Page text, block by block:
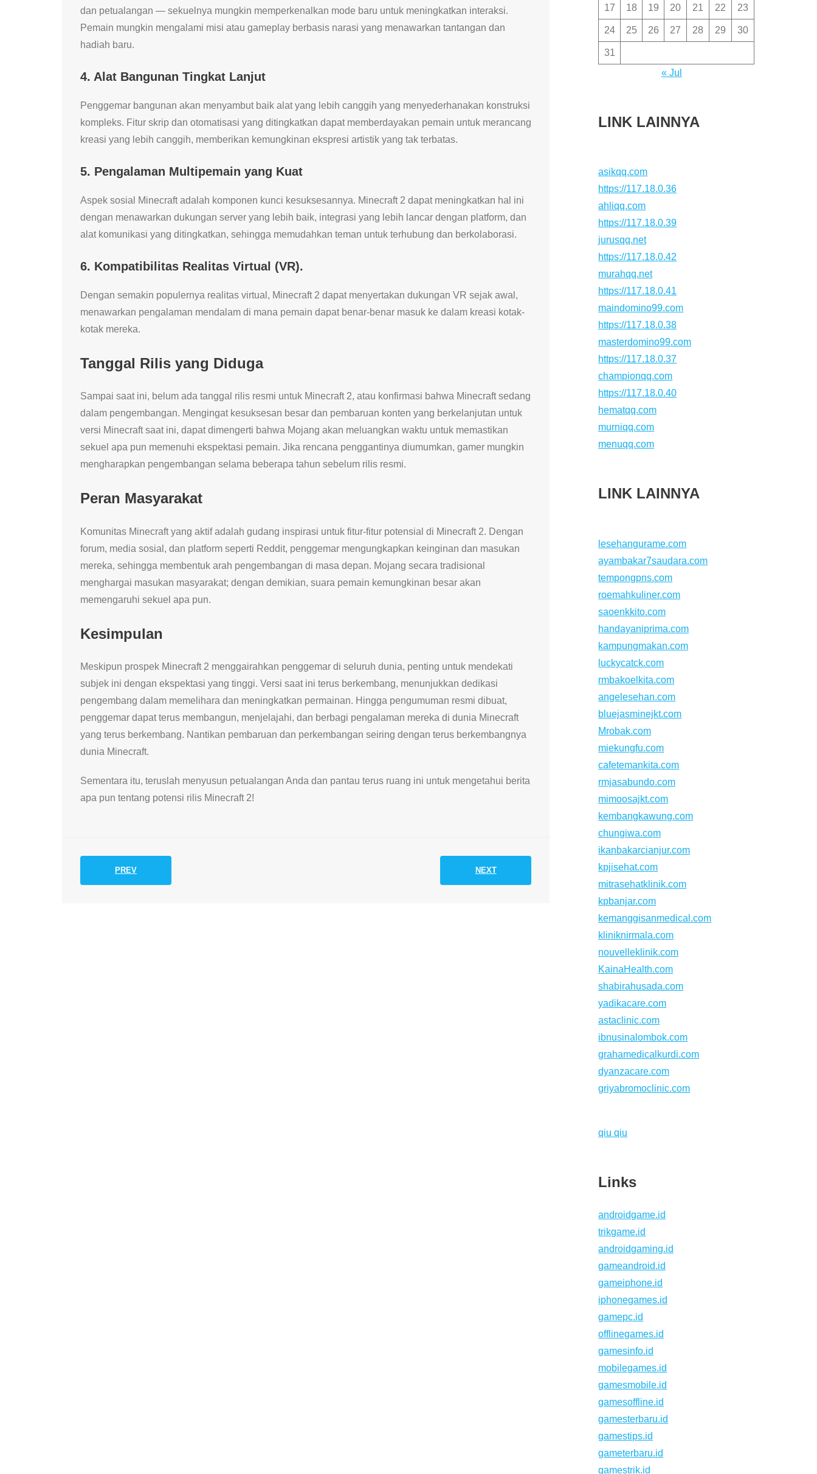
dan petualangan — sekuelnya mungkin memperkenalkan mode baru untuk meningkatkan interaksi.
Pemain mungkin mengalami misi atau gameplay berbasis narasi yang menawarkan tantangan dan
hadiah baru.
4. Alat Bangunan Tingkat Lanjut
Penggemar bangunan akan menyambut baik alat yang lebih canggih yang menyederhanakan konstruksi
kompleks. Fitur skrip dan otomatisasi yang ditingkatkan dapat memberdayakan pemain untuk merancang
kreasi yang lebih canggih, memberikan kemungkinan ekspresi artistik yang tak terbatas.
5. Pengalaman Multipemain yang Kuat
Aspek sosial Minecraft adalah komponen kunci kesuksesannya. Minecraft 2 dapat meningkatkan hal ini
dengan menawarkan dukungan server yang lebih baik, integrasi yang lebih lancar dengan platform, dan
alat komunikasi yang ditingkatkan, sehingga memudahkan teman untuk terhubung dan berkolaborasi.
6. Kompatibilitas Realitas Virtual (VR).
Dengan semakin populernya realitas virtual, Minecraft 2 dapat menyertakan dukungan VR sejak awal,
menawarkan pengalaman mendalam di mana pemain dapat benar-benar masuk ke dalam kreasi kotak-
kotak mereka.
Tanggal Rilis yang Diduga
Sampai saat ini, belum ada tanggal rilis resmi untuk Minecraft 2, atau konfirmasi bahwa Minecraft sedang
dalam pengembangan. Mengingat kesuksesan besar dan pembaruan konten yang berkelanjutan untuk
versi Minecraft saat ini, dapat dimengerti bahwa Mojang akan meluangkan waktu untuk memastikan
sekuel apa pun memenuhi ekspektasi pemain. Jika rencana penggantinya diumumkan, gamer mungkin
mengharapkan pengembangan selama beberapa tahun sebelum rilis resmi.
Peran Masyarakat
Komunitas Minecraft yang aktif adalah gudang inspirasi untuk fitur-fitur potensial di Minecraft 2. Dengan
forum, media sosial, dan platform seperti Reddit, penggemar mengungkapkan keinginan dan masukan
mereka, sehingga membentuk arah pengembangan di masa depan. Mojang secara tradisional
menghargai masukan masyarakat; dengan demikian, suara pemain kemungkinan besar akan
memengaruhi sekuel apa pun.
Kesimpulan
Meskipun prospek Minecraft 2 menggairahkan penggemar di seluruh dunia, penting untuk mendekati
subjek ini dengan ekspektasi yang tinggi. Versi saat ini terus berkembang, menunjukkan dedikasi
pengembang dalam memelihara dan meningkatkan permainan. Hingga pengumuman resmi dibuat,
penggemar dapat terus membangun, menjelajahi, dan berbagi pengalaman mereka di dunia Minecraft
yang terus berkembang. Nantikan pembaruan dan perkembangan seiring dengan terus berkembangnya
dunia Minecraft.
Sementara itu, teruslah menyusun petualangan Anda dan pantau terus ruang ini untuk mengetahui berita
apa pun tentang potensi rilis Minecraft 2!
PREV NEXT
17 18 19 20 21 22 23
24 25 26 27 28 29 30
31
« Jul
LINK LAINNYA
asikqq.com
https://117.18.0.36
ahliqq.com
https://117.18.0.39
jurusqq.net
https://117.18.0.42
murahqq.net
https://117.18.0.41
maindomino99.com
https://117.18.0.38
masterdomino99.com
https://117.18.0.37
championqq.com
https://117.18.0.40
hematqq.com
murniqq.com
menuqq.com
LINK LAINNYA
lesehangurame.com
ayambakar7saudara.com
tempongpns.com
roemahkuliner.com
saoenkkito.com
handayaniprima.com
kampungmakan.com
luckycatck.com
rmbakoelkita.com
angelesehan.com
bluejasminejkt.com
Mrobak.com
miekungfu.com
cafetemankita.com
rmjasabundo.com
mimoosajkt.com
kembangkawung.com
chungiwa.com
ikanbakarcianjur.com
kpjisehat.com
mitrasehatklinik.com
kpbanjar.com
kemanggisanmedical.com
kliniknirmala.com
nouvelleklinik.com
KainaHealth.com
shabirahusada.com
yadikacare.com
astaclinic.com
ibnusinalombok.com
grahamedicalkurdi.com
dyanzacare.com
griyabromoclinic.com
qiu qiu
Links
androidgame.id
trikgame.id
androidgaming.id
gameandroid.id
gameiphone.id
iphonegames.id
gamepc.id
offlinegames.id
gamesinfo.id
mobilegames.id
gamesmobile.id
gamesoffline.id
gamesterbaru.id
gamestips.id
gameterbaru.id
gamestrik.id